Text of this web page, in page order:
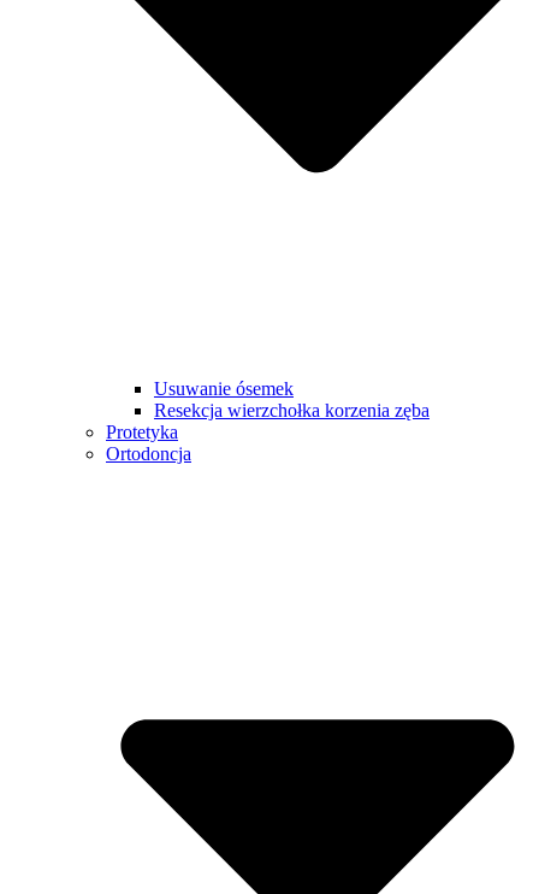
Usuwanie ósemek
Resekcja wierzchołka korzenia zęba
Protetyka
Ortodoncja